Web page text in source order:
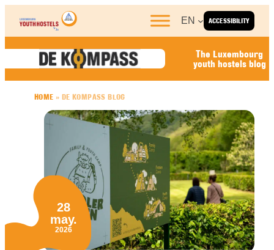
Skip to content
ACCESSIBILITY
EN
The Luxembourg
youth hostels blog
HOME » DE KOMPASS BLOG
28
may.
2026